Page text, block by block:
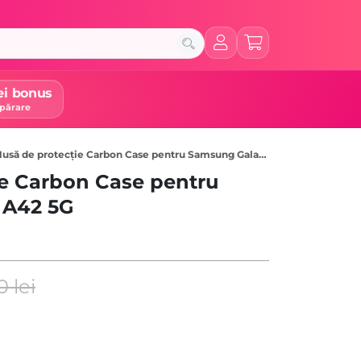
bonus
de protecție Carbon Case pentru Samsung Galaxy A42 5G, Negru
Carbon Case pentru
5G
lei